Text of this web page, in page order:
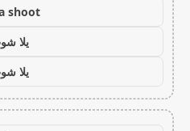
shoot
يلا
يلا